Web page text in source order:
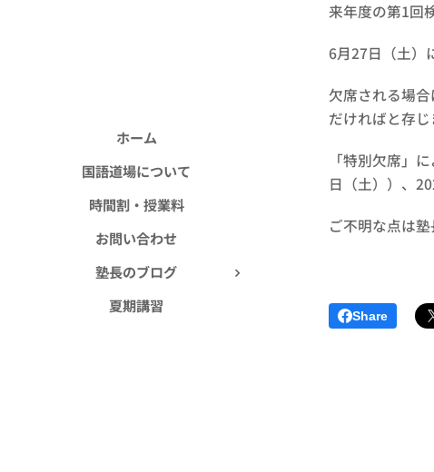
ホーム
国語道場について
時間割・授業料
お問い合わせ
塾長のブログ
夏期講習
来年度の第1回
6月27日（土）
欠席される場
だければと存じ
「特別欠席」
日（土））、
ご不明な点は
Share